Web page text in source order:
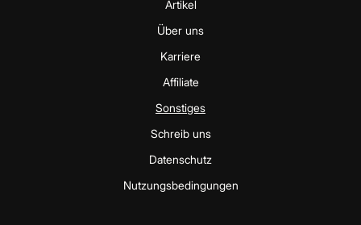
Artikel
Über uns
Karriere
Affiliate
Sonstiges
Schreib uns
Datenschutz
Nutzungsbedingungen